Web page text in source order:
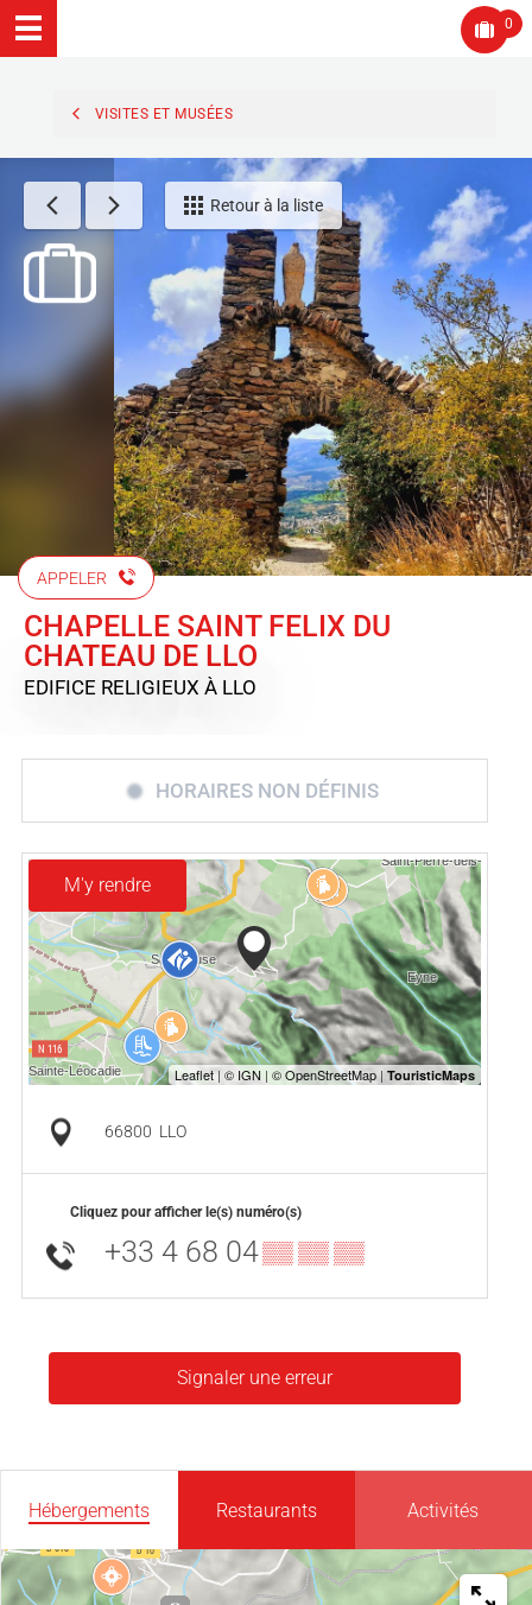
0
VISITES ET MUSÉES
Retour à la liste
APPELER
CHAPELLE SAINT FELIX DU
CHATEAU DE LLO
EDIFICE RELIGIEUX À LLO
HORAIRES NON DÉFINIS
M'y rendre
66800 LLO
Cliquez pour afficher le(s) numéro(s)
+33 4 68 04▒▒ ▒▒ ▒▒
Signaler une erreur
Hébergements Restaurants Activités